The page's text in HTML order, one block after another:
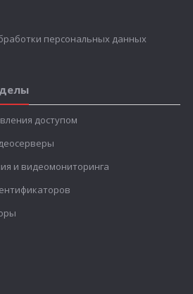
персональных данных
доступом
и видеомониторинга